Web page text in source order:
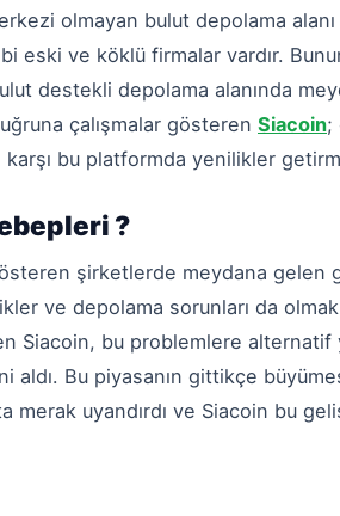
olmayan bulut depolama
eski ve köklü firmalar vardır.
destekli depolama alanında
çalışmalar gösteren Siacoin;
bu platformda yenilikler
?
şirketlerde meydana gelen
ve depolama sorunları da
Siacoin, bu problemlere alternatif
aldı. Bu piyasanın gittikçe
uyandırdı ve Siacoin bu